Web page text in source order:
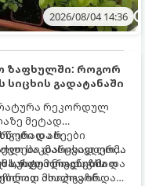
2026/08/04 14:36
ზაფხულში: როგორ
გადატანაში
რეკორდულ
მეტად
და ხეები
საკმარისად ღრმა
რათა ნიადაგის
მოიპოვონ.
არ
დასცვივდეთ,
სუსტი ორგანიზმით
საიდუმლოებებსა და
ახალგაზრდა